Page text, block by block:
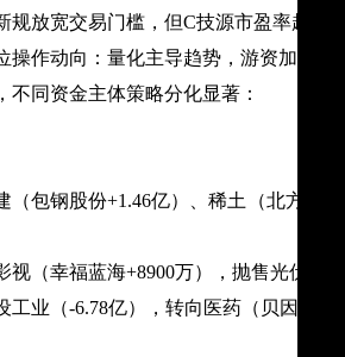
规放宽交易门槛，但C技源市盈率超行
操作动向：量化主导趋势，游资加速调
不同资金主体策略分化显著：
（包钢股份+1.46亿）、稀土（北方稀
视（幸福蓝海+8900万），抛售光伏（
工业（-6.78亿），转向医药（贝因美